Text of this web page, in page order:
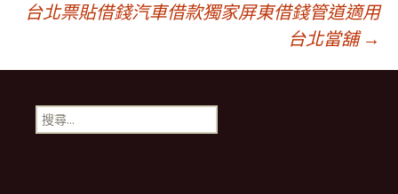
章
導
覽
台北票貼借錢汽車借款獨家屏東借錢管道適用
台北當舖 →
搜
尋